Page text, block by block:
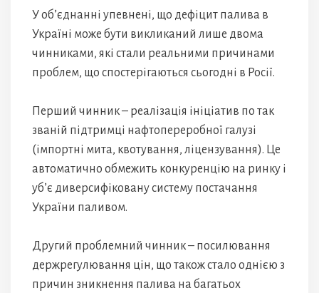
У об’єднанні упевнені, що дефіцит палива в
Україні може бути викликаний лише двома
чинниками, які стали реальними причинами
проблем, що спостерігаються сьогодні в Росії.
Перший чинник – реалізація ініціатив по так
званій підтримці нафтопереробної галузі
(імпортні мита, квотування, ліцензування). Це
автоматично обмежить конкуренцію на ринку і
уб’є диверсифіковану систему постачання
України паливом.
Другий проблемний чинник – посилювання
держрегулювання цін, що також стало однією з
причин зникнення палива на багатьох